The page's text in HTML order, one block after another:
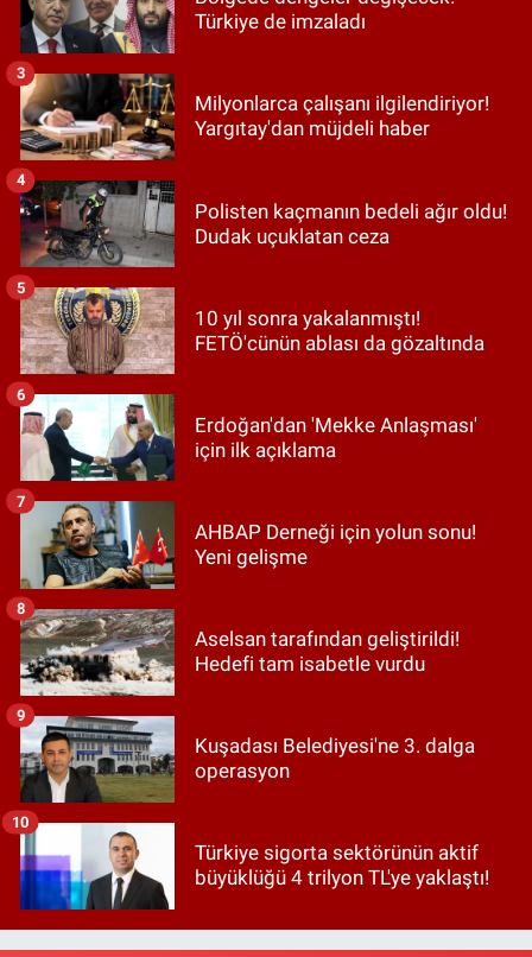
Türkiye de imzaladı
Milyonlarca çalışanı ilgilendiriyor!
Yargıtay'dan müjdeli haber
3
Polisten kaçmanın bedeli ağır oldu!
Dudak uçuklatan ceza
4
10 yıl sonra yakalanmıştı!
FETÖ'cünün ablası da gözaltında
5
Erdoğan'dan 'Mekke Anlaşması'
için ilk açıklama
6
AHBAP Derneği için yolun sonu!
Yeni gelişme
7
Aselsan tarafından geliştirildi!
Hedefi tam isabetle vurdu
8
Kuşadası Belediyesi'ne 3. dalga
operasyon
9
Türkiye sigorta sektörünün aktif
büyüklüğü 4 trilyon TL'ye yaklaştı!
10